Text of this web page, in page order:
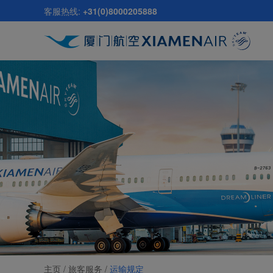
至
内
容
客服热线: +31(0)8000205888
主页 / 旅客服务 / 运输规定